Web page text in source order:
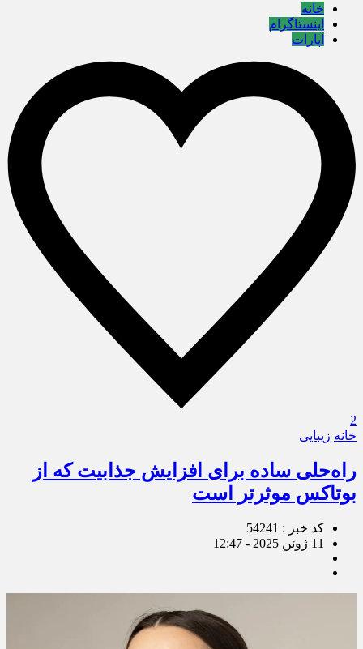
خانه
اینستاگرام
آپارات
2
خانه زیبایی
راه‌حلی ساده برای افزایش جذابیت که از
بوتاکس موثرتر است
کد خبر : 54241
11 ژوئن 2025 - 12:47